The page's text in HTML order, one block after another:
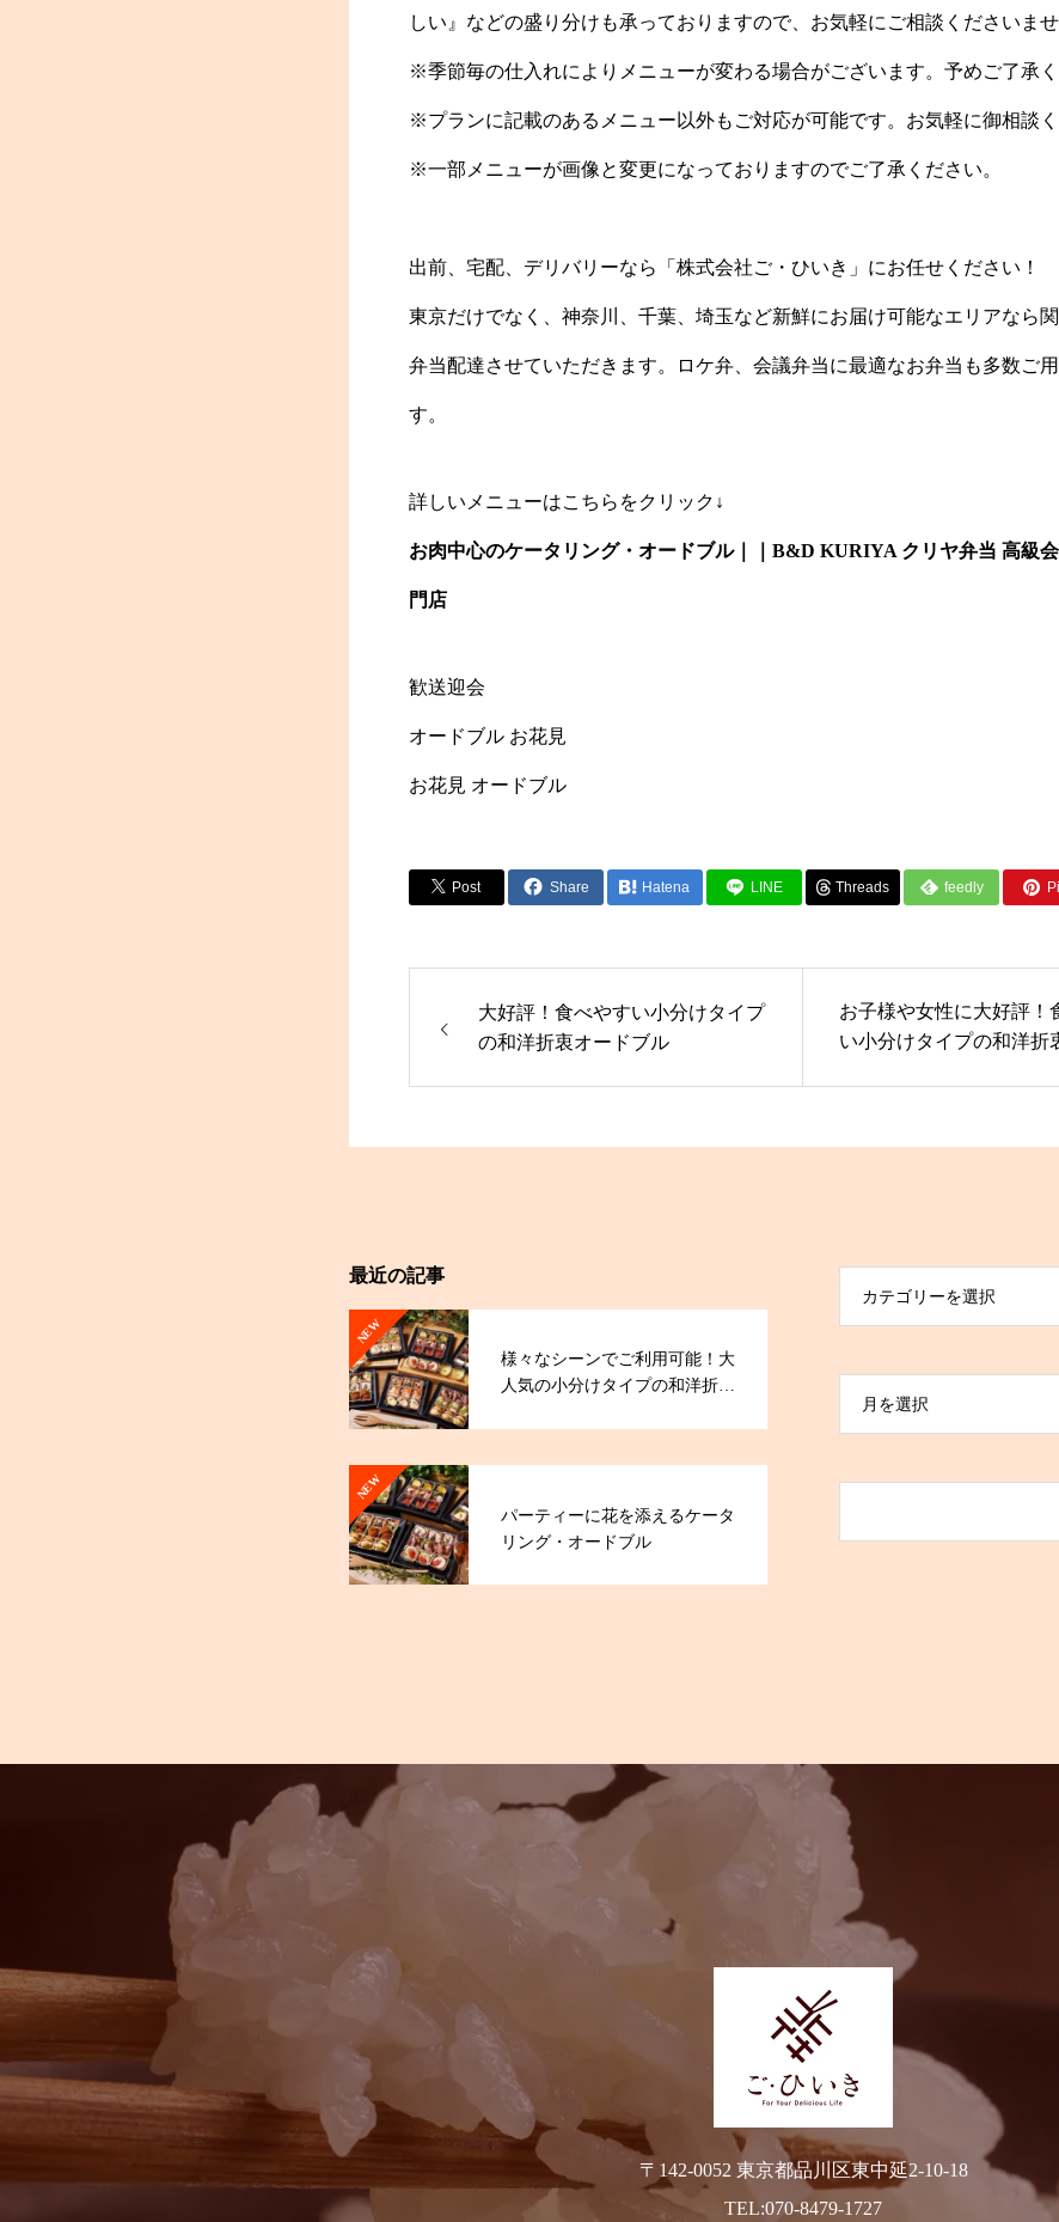
しい』などの盛り分けも承っておりますので、お気軽にご相談くださいませ
※季節毎の仕入れによりメニューが変わる場合がございます。予めご了承く
※プランに記載のあるメニュー以外もご対応が可能です。お気軽に御相談く
※一部メニューが画像と変更になっておりますのでご了承ください。
出前、宅配、デリバリーなら「株式会社ご・ひいき」にお任せください！
東京だけでなく、神奈川、千葉、埼玉など新鮮にお届け可能なエリアなら
弁当配達させていただきます。ロケ弁、会議弁当に最適なお弁当も多数ご
す。
詳しいメニューはこちらをクリック↓
お肉中心のケータリング・オードブル｜｜B&D KURIYA クリヤ弁当 高級
門店
歓送迎会
オードブル お花見
お花見 オードブル
Post Share Hatena LINE Threads feedly
大好評！食べやすい小分けタイプ
の和洋折衷オードブル
お子様や女性に大好評！
い小分けタイプの和洋折
最近の記事
NEW
様々なシーンでご利用可能！大
人気の小分けタイプの和洋折衷
NEW
パーティーに花を添えるケータ
リング・オードブル
カテゴリーを選択
月を選択
〒142-0052 東京都品川区東中延2-10-18
TEL:070-8479-1727